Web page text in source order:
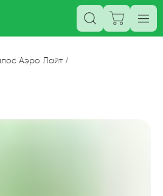
Аэро Лайт /